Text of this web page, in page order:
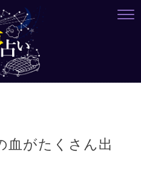
血がたくさん出